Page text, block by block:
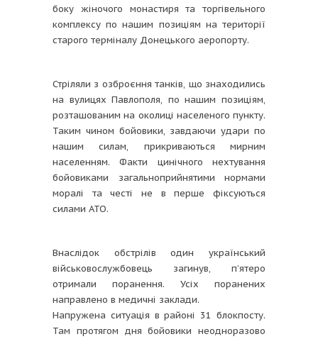
боку жіночого монастиря та торгівельного
комплексу по нашим позиціям на території
старого терміналу Донецького аеропорту.
Стріляли з озброєння танків, що знаходились
на вулицях Павлополя, по нашим позиціям,
розташованим на околиці населеного пункту.
Таким чином бойовики, завдаючи удари по
нашим силам, прикриваються мирним
населенням. Факти цинічного нехтування
бойовиками загальноприйнятими нормами
моралі та честі не в перше фіксуються
силами АТО.
Внаслідок обстрілів один український
військовослужбовець загинув, п’ятеро
отримали поранення. Усіх поранених
направлено в медичні заклади.
Напружена ситуація в районі 31 блокпосту.
Там протягом дня бойовики неодноразово